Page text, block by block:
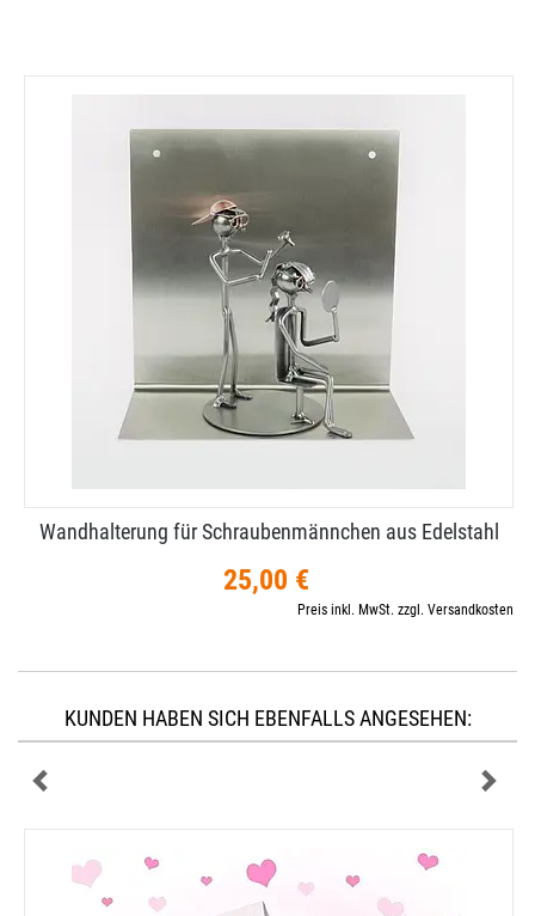
Wandhalterung für Schraubenmännchen aus Edelstahl
25,00 €
Preis inkl. MwSt. zzgl. Versandkosten
KUNDEN HABEN SICH EBENFALLS ANGESEHEN: